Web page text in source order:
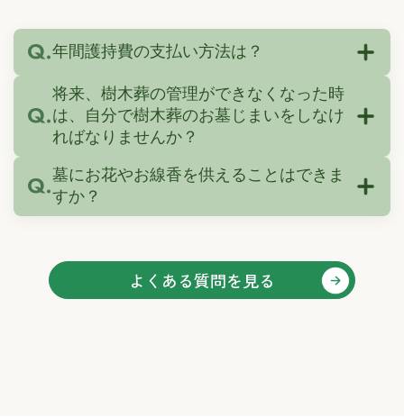
年間護持費の支払い方法は？
将来、樹木葬の管理ができなくなった時
は、自分で樹木葬のお墓じまいをしなけ
ればなりませんか？
墓にお花やお線香を供えることはできま
すか？
よくある質問を見る